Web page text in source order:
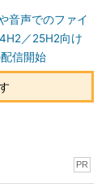
音声でのファイ
／25H2向け
信開始
PR